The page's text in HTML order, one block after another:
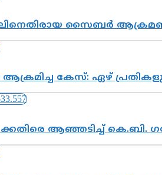
സൈബർ ആക്രമണം;
ആക്രമിച്ച കേസ്: ഏഴ്
ആഞ്ഞടിച്ച് കെ.ബി.